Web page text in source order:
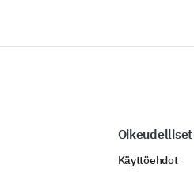
Käyttöehdot